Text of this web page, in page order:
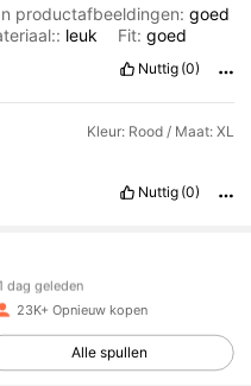
productafbeeldingen:goed
leuk Fit: goed
Nuttig (0)
Kleur: Rood / Maat: XL
Nuttig (0)
1 dag geleden
23K+ Opnieuw kopen
Alle spullen